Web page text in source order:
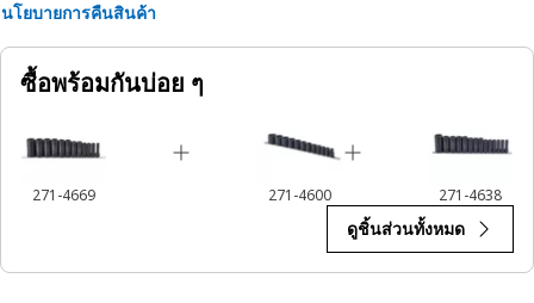
นโยบายการคืนสินค้า
ซื้อพร้อมกันบ่อย ๆ
271-4669 271-4600 271-4638
ดูชิ้นส่วนทั้งหมด